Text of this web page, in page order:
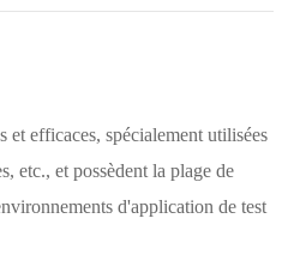
et efficaces, spécialement utilisées
etc., et possèdent la plage de
d'application de test